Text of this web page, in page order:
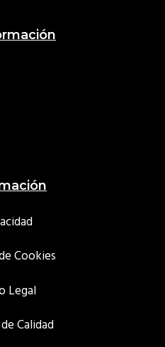
Footer
Cookies
Legal
Calidad